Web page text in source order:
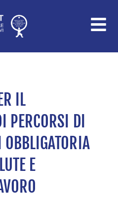
IL
PERCORSI DI
OBBLIGATORIA
E